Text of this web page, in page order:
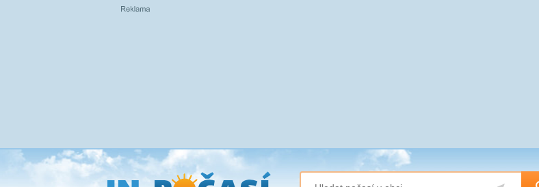
Přejít
na
hlavní